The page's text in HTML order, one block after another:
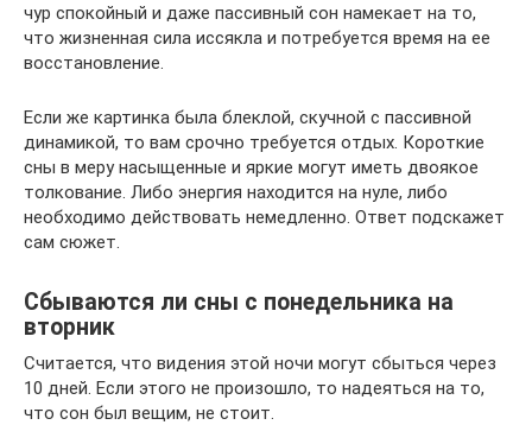
чур спокойный и даже пассивный сон намекает на то,
что жизненная сила иссякла и потребуется время на ее
восстановление.
Если же картинка была блеклой, скучной с пассивной
динамикой, то вам срочно требуется отдых. Короткие
сны в меру насыщенные и яркие могут иметь двоякое
толкование. Либо энергия находится на нуле, либо
необходимо действовать немедленно. Ответ подскажет
сам сюжет.
Сбываются ли сны с понедельника на
вторник
Считается, что видения этой ночи могут сбыться через
10 дней. Если этого не произошло, то надеяться на то,
что сон был вещим, не стоит.